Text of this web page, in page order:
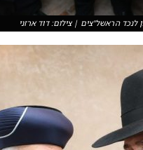
לנכד הראשל''צים | צילום: דוד ארזני